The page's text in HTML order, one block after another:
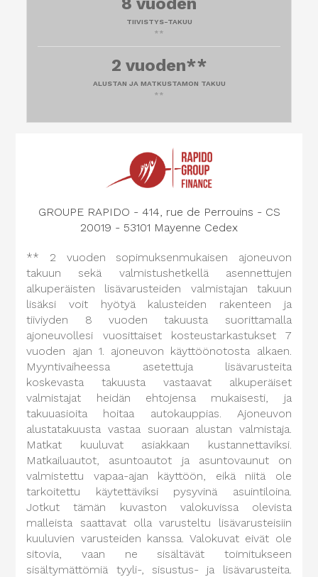
TIIVISTYS-TAKUU
**
2 vuoden**
ALUSTAN JA MATKUSTAMON TAKUU
**
GROUPE RAPIDO - 414, rue de Perrouins - CS
20019 - 53101 Mayenne Cedex
** 2 vuoden sopimuksenmukaisen ajoneuvon
takuun sekä valmistushetkellä asennettujen
alkuperäisten lisävarusteiden valmistajan takuun
lisäksi voit hyötyä kalusteiden rakenteen ja
tiiviyden 8 vuoden takuusta suorittamalla
ajoneuvollesi vuosittaiset kosteustarkastukset 7
vuoden ajan 1. ajoneuvon käyttöönotosta alkaen.
Myyntivaiheessa asetettuja lisävarusteita
koskevasta takuusta vastaavat alkuperäiset
valmistajat heidän ehtojensa mukaisesti, ja
takuuasioita hoitaa autokauppias. Ajoneuvon
alustatakuusta vastaa suoraan alustan valmistaja.
Matkat kuuluvat asiakkaan kustannettaviksi.
Matkailuautot, asuntoautot ja asuntovaunut on
valmistettu vapaa-ajan käyttöön, eikä niitä ole
tarkoitettu käytettäviksi pysyvinä asuintiloina.
Jotkut tämän kuvaston valokuvissa olevista
malleista saattavat olla varusteltu lisävarusteisiin
kuuluvien varusteiden kanssa. Valokuvat eivät ole
sitovia, vaan ne sisältävät toimitukseen
sisältymättömiä tyyli-, sisustus- ja lisävarusteita.